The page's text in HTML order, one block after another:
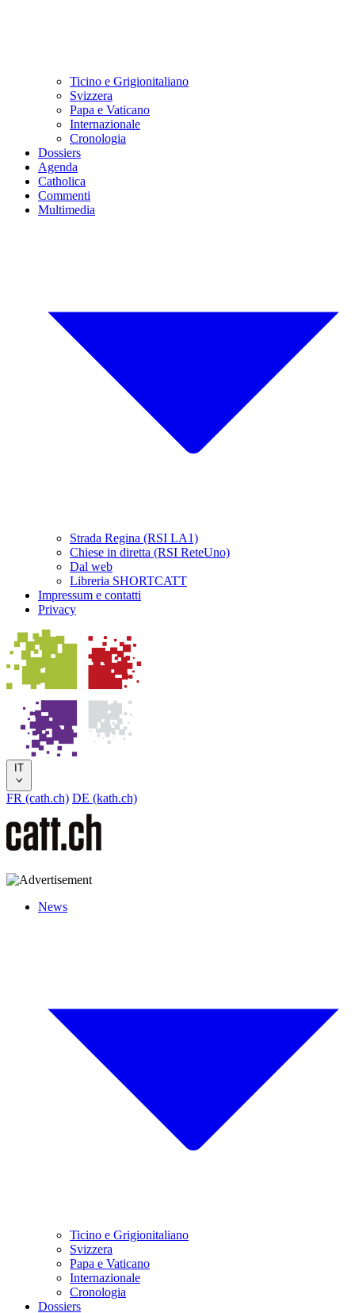
Ticino e Grigionitaliano
Svizzera
Papa e Vaticano
Internazionale
Cronologia
Dossiers
Agenda
Catholica
Commenti
Multimedia
Strada Regina (RSI LA1)
Chiese in diretta (RSI ReteUno)
Dal web
Libreria SHORTCATT
Impressum e contatti
Privacy
IT
FR (cath.ch) DE (kath.ch)
News
Ticino e Grigionitaliano
Svizzera
Papa e Vaticano
Internazionale
Cronologia
Dossiers